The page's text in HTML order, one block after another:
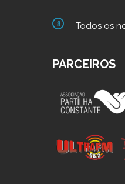
Todos os
PARCEIROS